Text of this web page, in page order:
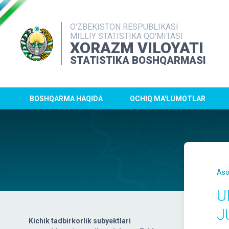
O'ZBEKISTON RESPUBLIKASI
MILLIY STATISTIKA QO'MITASI
XORAZM VILOYATI
STATISTIKA BOSHQARMASI
BOSHQARMA HAQIDA OCHIQ MA'LUMOTLAR
Kichik tadbirkorlik subyektlari